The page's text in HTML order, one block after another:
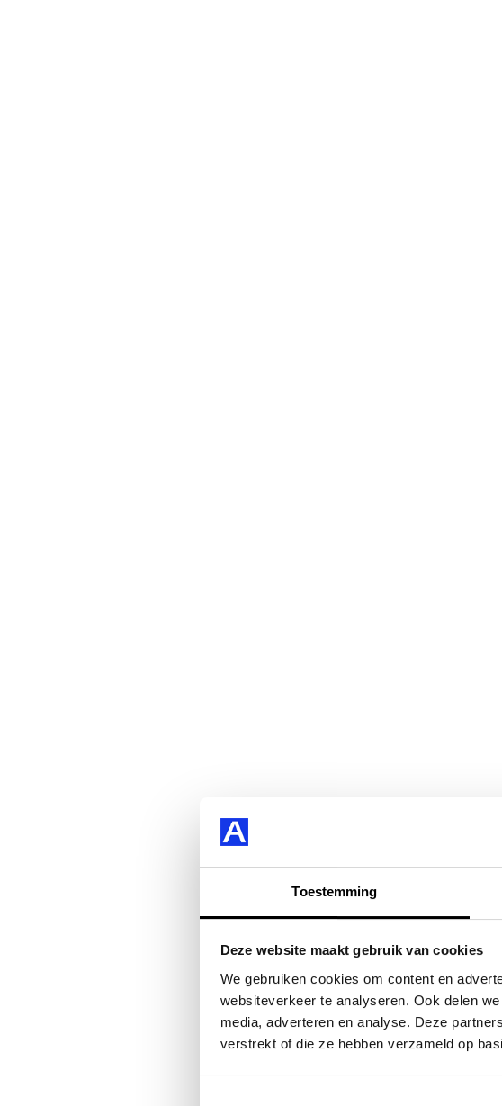
Toestemming
Deze website maakt gebruik van cookies
We gebruiken cookies om content en
websiteverkeer te analyseren. Ook delen
media, adverteren en analyse. Deze
verstrekt of die ze hebben verzameld op